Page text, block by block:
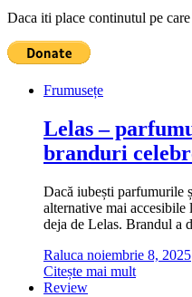
Daca iti place continutul pe
Frumusețe
Lelas –
branduri
Dacă iubești parfumurile
alternative mai accesibile
deja de Lelas. Brandul a
Raluca noiembrie 8, 2025
Citește mai mult
Review